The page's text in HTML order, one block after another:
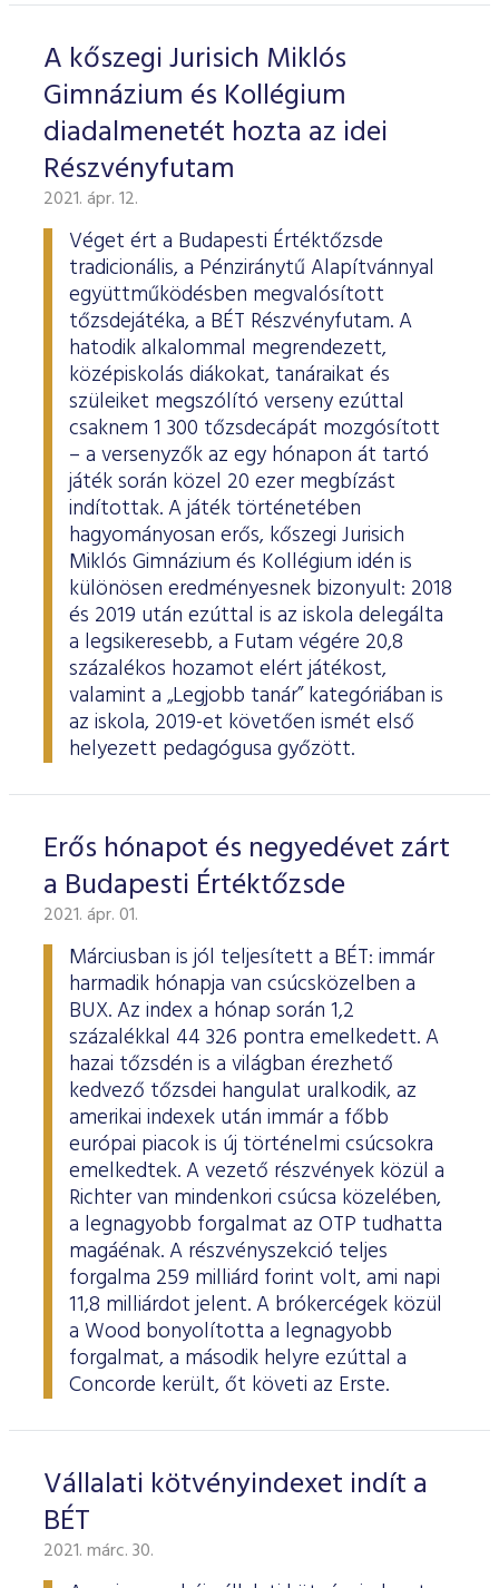
A kőszegi Jurisich Miklós
Gimnázium és Kollégium
diadalmenetét hozta az idei
Részvényfutam
2021. ápr. 12.
Véget ért a Budapesti Értéktőzsde
tradicionális, a Pénziránytű Alapítvánnyal
együttműködésben megvalósított
tőzsdejátéka, a BÉT Részvényfutam. A
hatodik alkalommal megrendezett,
középiskolás diákokat, tanáraikat és
szüleiket megszólító verseny ezúttal
csaknem 1 300 tőzsdecápát mozgósított
– a versenyzők az egy hónapon át tartó
játék során közel 20 ezer megbízást
indítottak. A játék történetében
hagyományosan erős, kőszegi Jurisich
Miklós Gimnázium és Kollégium idén is
különösen eredményesnek bizonyult: 2018
és 2019 után ezúttal is az iskola delegálta
a legsikeresebb, a Futam végére 20,8
százalékos hozamot elért játékost,
valamint a „Legjobb tanár” kategóriában is
az iskola, 2019-et követően ismét első
helyezett pedagógusa győzött.
Erős hónapot és negyedévet zárt
a Budapesti Értéktőzsde
2021. ápr. 01.
Márciusban is jól teljesített a BÉT: immár
harmadik hónapja van csúcsközelben a
BUX. Az index a hónap során 1,2
százalékkal 44 326 pontra emelkedett. A
hazai tőzsdén is a világban érezhető
kedvező tőzsdei hangulat uralkodik, az
amerikai indexek után immár a főbb
európai piacok is új történelmi csúcsokra
emelkedtek. A vezető részvények közül a
Richter van mindenkori csúcsa közelében,
a legnagyobb forgalmat az OTP tudhatta
magáénak. A részvényszekció teljes
forgalma 259 milliárd forint volt, ami napi
11,8 milliárdot jelent. A brókercégek közül
a Wood bonyolította a legnagyobb
forgalmat, a második helyre ezúttal a
Concorde került, őt követi az Erste.
Vállalati kötvényindexet indít a
BÉT
2021. márc. 30.